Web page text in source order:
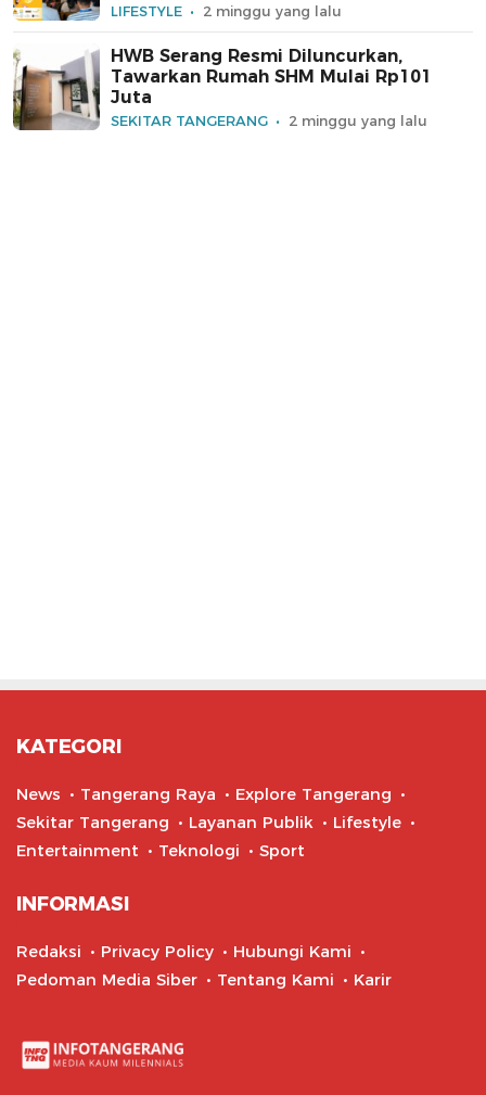
LIFESTYLE 2 minggu yang lalu
HWB Serang Resmi Diluncurkan,
Tawarkan Rumah SHM Mulai Rp101
Juta
SEKITAR TANGERANG 2 minggu yang lalu
KATEGORI
News Tangerang Raya
Explore Tangerang
Sekitar Tangerang
Layanan Publik
Lifestyle
Entertainment
Teknologi Sport
INFORMASI
Redaksi Privacy Policy
Hubungi Kami
Pedoman Media Siber
Tentang Kami Karir